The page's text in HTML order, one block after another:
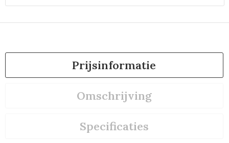
Prijsinformatie
Omschrijving
Specificaties